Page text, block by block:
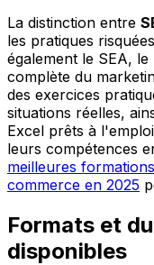
La distinction entre
les pratiques
également le SEA,
complète du
des exercices
situations réelles,
Excel prêts à
leurs compétences
meilleures
commerce en 2025
Formats et
disponibles